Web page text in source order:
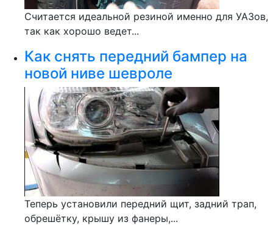
Считается идеальной резиной именно для УАЗов,
так как хорошо ведет...
Как снять передний бампер на
новой ниве шевроле
Теперь установили передний щит, задний трап,
обрешётку, крышу из фанеры,...